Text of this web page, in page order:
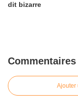
dit bizarre
Commentaires
Ajouter